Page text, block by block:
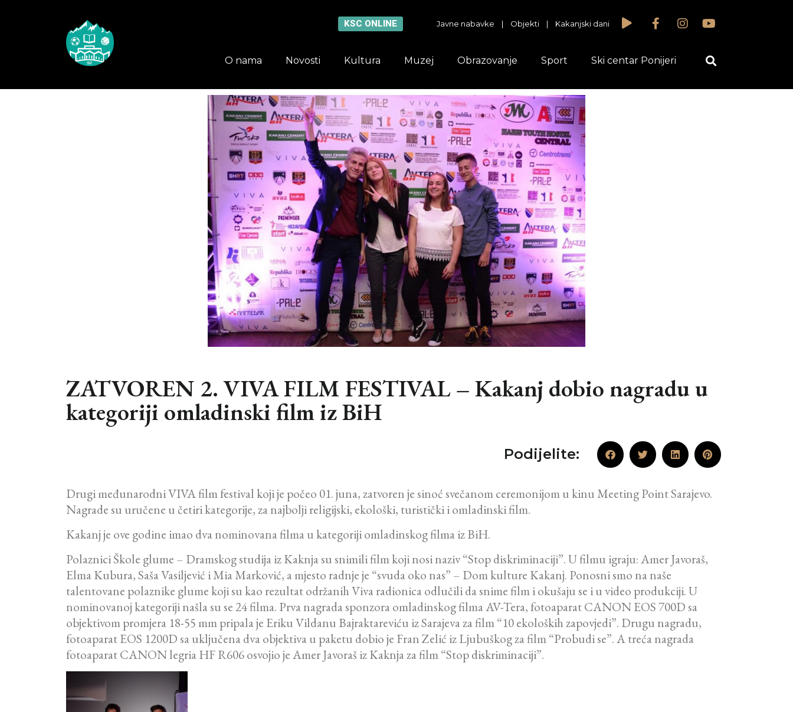
KSC ONLINE Javne nabavke | Objekti | Kakanjski dani
O nama Novosti Kultura Muzej Obrazovanje Sport Ski centar Ponijeri
ZATVOREN 2. VIVA FILM FESTIVAL – Kakanj dobio nagradu u
kategoriji omladinski film iz BiH
Podijelite:
Drugi međunarodni VIVA film festival koji je počeo 01. juna, zatvoren je sinoć svečanom ceremonijom u kinu Meeting Point Sarajevo.
Nagrade su uručene u četiri kategorije, za najbolji religijski, ekološki, turistički i omladinski film.
Kakanj je ove godine imao dva nominovana filma u kategoriji omladinskog filma iz BiH.
Polaznici Škole glume – Dramskog studija iz Kaknja su snimili film koji nosi naziv “Stop diskriminaciji”. U filmu igraju: Amer Javoraš,
Elma Kubura, Saša Vasiljević i Mia Marković, a mjesto radnje je “svuda oko nas” – Dom kulture Kakanj. Ponosni smo na naše
talentovane polaznike glume koji su kao rezultat održanih Viva radionica odlučili da snime film i okušaju se i u video produkciji. U
nominovanoj kategoriji našla su se 24 filma. Prva nagrada sponzora omladinskog filma AV-Tera, fotoaparat CANON EOS 700D sa
objektivom promjera 18-55 mm pripala je Eriku Vildanu Bajraktareviću iz Sarajeva za film “10 ekoloških zapovjedi”. Drugu nagradu,
fotoaparat EOS 1200D sa uključena dva objektiva u paketu dobio je Fran Zelić iz Ljubuškog za film “Probudi se”. A treća nagrada
fotoaparat CANON legria HF R606 osvojio je Amer Javoraš iz Kaknja za film “Stop diskriminaciji”.